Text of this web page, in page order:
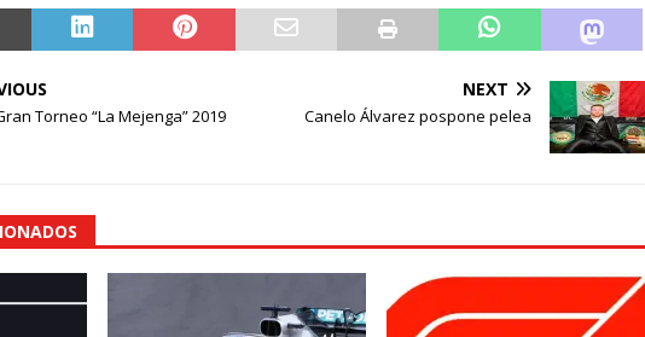
Torneo “La Mejenga” 2019
NEXT
Canelo Álvarez pospone pelea